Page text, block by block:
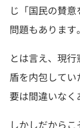
じ「国民の賛
問題もあります。
とは言え、現
盾を内包して
要は間違いなく
しかしだから